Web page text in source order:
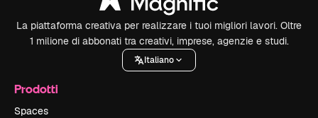
La piattaforma creativa per realizzare i tuoi migliori lavori. Oltre
1 milione di abbonati tra creativi, imprese, agenzie e studi.
Italiano
Prodotti
Spaces